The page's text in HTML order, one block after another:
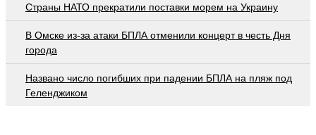
Страны НАТО прекратили поставки морем на Украину
В Омске из-за атаки БПЛА отменили концерт в честь Дня
города
Названо число погибших при падении БПЛА на пляж под
Геленджиком